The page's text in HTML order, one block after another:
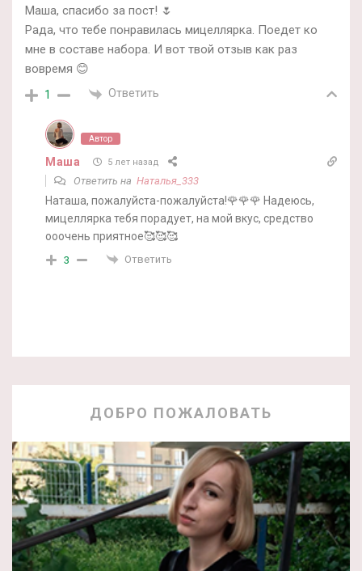
Маша, спасибо за пост! 🌷
Рада, что тебе понравилась мицеллярка. Поедет ко
мне в составе набора. И вот твой отзыв как раз
вовремя 😊
1 Ответить
Автор
Маша 5 лет назад
Ответить на Наталья_333
Наташа, пожалуйста-пожалуйста!🌹🌹🌹 Надеюсь,
мицеллярка тебя порадует, на мой вкус, средство
ооочень приятное🥰🥰🥰
3 Ответить
ДОБРО ПОЖАЛОВАТЬ